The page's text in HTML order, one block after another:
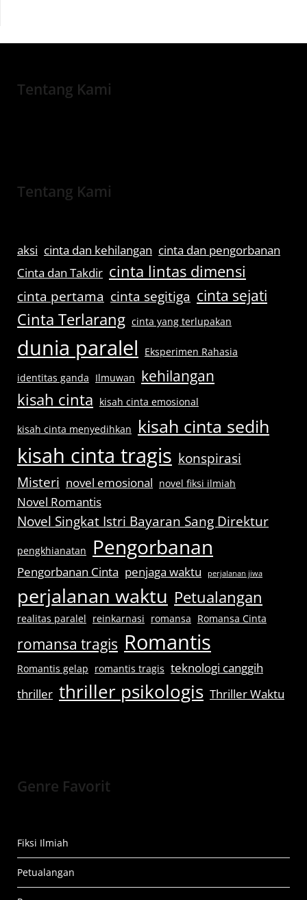
Tentang Kami
Tentang Kami
aksi cinta dan kehilangan cinta dan pengorbanan
Cinta dan Takdir cinta lintas dimensi
cinta pertama cinta segitiga cinta sejati
Cinta Terlarang cinta yang terlupakan
dunia paralel
Eksperimen Rahasia
identitas ganda Ilmuwan kehilangan
kisah cinta kisah cinta emosional
kisah cinta menyedihkan kisah cinta sedih
kisah cinta tragis konspirasi
Misteri novel emosional novel fiksi ilmiah
Novel Romantis
Novel Singkat Istri Bayaran Sang Direktur
pengkhianatan Pengorbanan
Pengorbanan Cinta penjaga waktu perjalanan jiwa
perjalanan waktu Petualangan
realitas paralel reinkarnasi romansa Romansa Cinta
romansa tragis Romantis
Romantis gelap romantis tragis teknologi canggih
thriller thriller psikologis Thriller Waktu
Genre Favorit
Fiksi Ilmiah
Petualangan